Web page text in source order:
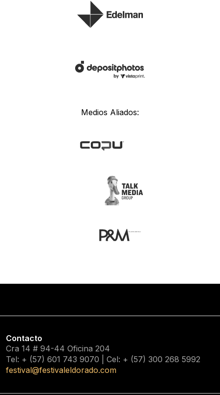
Medios Aliados:
Contacto
Cra 14 # 94-44 Oficina 204
Tel: + (57) 601 743 9070 | Cel: + (57) 300 268 5992
festival@festivaleldorado.com